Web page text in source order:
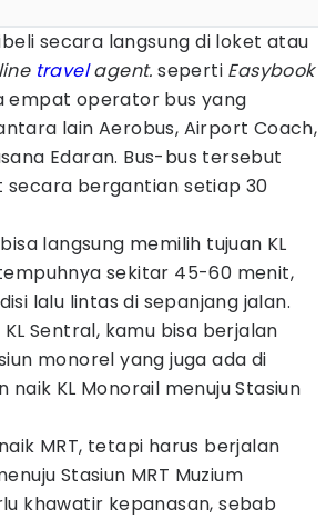
secara langsung di loket atau
travelagent.seperti Easybook
empat operator bus yang
lain Aerobus, Airport Coach,
Edaran. Bus-bus tersebut
bergantian setiap 30
langsung memilih tujuan KL
sekitar 45-60 menit,
lalu lintas di sepanjang jalan.
Sentral, kamu bisa berjalan
monorel yang juga ada di
naik KL Monorail menuju Stasiun
MRT, tetapi harus berjalan
Stasiun MRT Muzium
khawatir kepanasan, sebab